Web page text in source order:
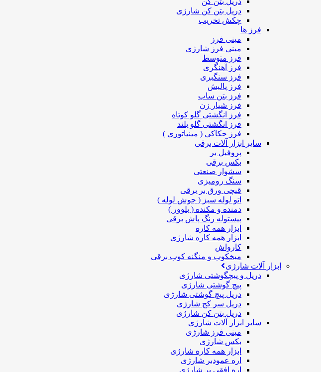
دریل بتن کن شارژی
چکش تخریب
فرز ها
مینی فرز
مینی فرز شارژی
فرز متوسط
فرز آهنگری
فرز سنگبری
فرز پالیش
فرز بتن ساب
فرز شیار زن
فرز انگشتی گلو کوتاه
فرز انگشتی گلو بلند
فرز حکاکی ( مینیاتوری )
سایر ابزار آلات برقی
پروفیل بر
بکس برقی
سشوار صنعتی
سنگ رومیزی
قیچی ورق بر برقی
اتو لوله سبز ( جوش لوله )
دمنده و مکنده ( بلوور )
پیستوله رنگ پاش برقی
ابزار همه کاره
ابزار همه کاره شارژی
کارواش
میخکوب و منگنه کوب برقی
ابزار آلات شارژی
دریل و پیچگوشتی شارژی
پیچ گوشتی شارژی
دریل پیچ گوشتی شارژی
دریل سر کج شارژی
دریل بتن کن شارژی
سایر ابزار آلات شارژی
مینی فرز شارژی
بکس شارژی
ابزار همه کاره شارژی
اره عمودبر شارژی
اره افقی بر شارژی